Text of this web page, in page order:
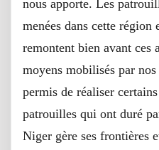
nous apporte. Les
menées dans cette
remontent bien avant ces
moyens mobilisés par
permis de réaliser
patrouilles qui ont duré
Niger gère ses frontières